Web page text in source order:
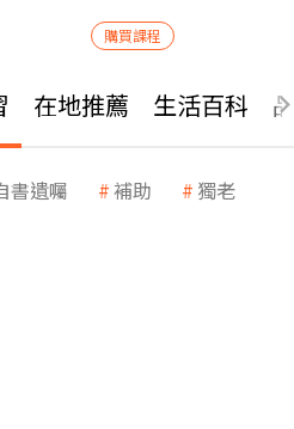
購買課程
在地推薦 生活百科
書遺囑 補助 獨老